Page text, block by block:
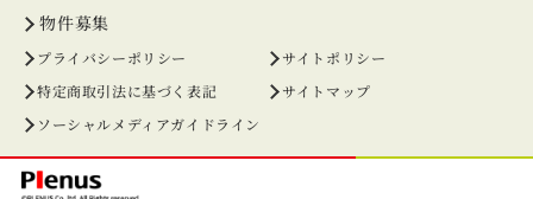
物件募集
プライバシーポリシー
サイトポリシー
特定商取引法に基づく表記
サイトマップ
ソーシャルメディアガイドライン